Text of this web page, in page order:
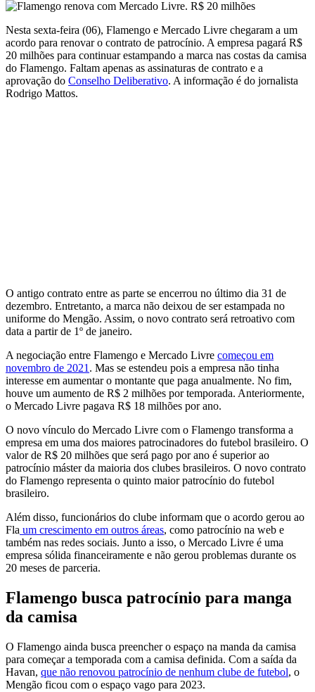
Nesta sexta-feira (06), Flamengo e Mercado Livre chegaram a um
acordo para renovar o contrato de patrocínio. A empresa pagará R$
20 milhões para continuar estampando a marca nas costas da camisa
do Flamengo. Faltam apenas as assinaturas de contrato e a
aprovação do Conselho Deliberativo. A informação é do jornalista
Rodrigo Mattos.
O antigo contrato entre as parte se encerrou no último dia 31 de
dezembro. Entretanto, a marca não deixou de ser estampada no
uniforme do Mengão. Assim, o novo contrato será retroativo com
data a partir de 1º de janeiro.
A negociação entre Flamengo e Mercado Livre começou em
novembro de 2021. Mas se estendeu pois a empresa não tinha
interesse em aumentar o montante que paga anualmente. No fim,
houve um aumento de R$ 2 milhões por temporada. Anteriormente,
o Mercado Livre pagava R$ 18 milhões por ano.
O novo vínculo do Mercado Livre com o Flamengo transforma a
empresa em uma dos maiores patrocinadores do futebol brasileiro. O
valor de R$ 20 milhões que será pago por ano é superior ao
patrocínio máster da maioria dos clubes brasileiros. O novo contrato
do Flamengo representa o quinto maior patrocínio do futebol
brasileiro.
Além disso, funcionários do clube informam que o acordo gerou ao
Fla um crescimento em outros áreas, como patrocínio na web e
também nas redes sociais. Junto a isso, o Mercado Livre é uma
empresa sólida financeiramente e não gerou problemas durante os
20 meses de parceria.
Flamengo busca patrocínio para manga
da camisa
O Flamengo ainda busca preencher o espaço na manda da camisa
para começar a temporada com a camisa definida. Com a saída da
Havan, que não renovou patrocínio de nenhum clube de futebol, o
Mengão ficou com o espaço vago para 2023.